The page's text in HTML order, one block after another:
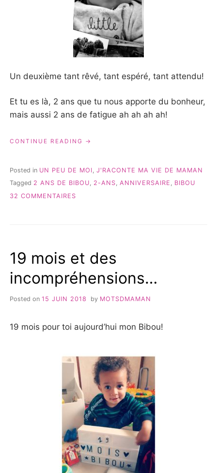
Un deuxième tant rêvé, tant espéré, tant attendu!
Et tu es là, 2 ans que tu nous apporte du bonheur,
mais aussi 2 ans de fatigue ah ah ah ah!
CONTINUE READING « TA
MON
#UNPEUDEMOI »
Posted in UN PEU DE MOI J'RACONTE MA VIE DE MAMAN
Tagged 2 ANS DE BIBOU, 2-ANS, ANNIVERSAIRE , BIBOU
32 COMMENTAIRES
#UNPEUDEMOI
19 mois et des
incompréhensions…
Posted on 15 JUIN 2018 by MOTSDMAMAN
19 mois pour toi aujourd’hui mon Bibou!